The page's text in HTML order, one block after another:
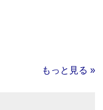
もっと見る »